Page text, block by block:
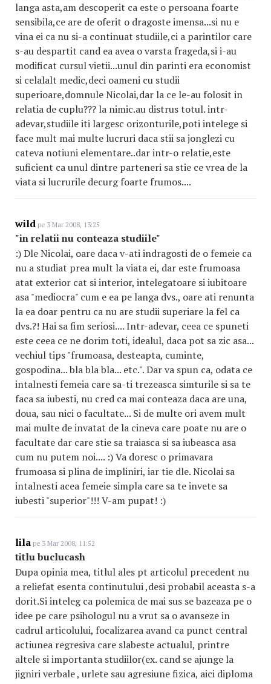
langa asta,am descoperit ca este o persoana foarte
sensibila,ce are de oferit o dragoste imensa...si nu e
vina ei ca nu si-a continuat studiile,ci a parintilor care
s-au despartit cand ea avea o varsta frageda,si i-au
modificat cursul vietii...unul din parinti era economist
si celalalt medic,deci oameni cu studii
superioare,domnule Nicolai,dar la ce le-au folosit in
relatia de cuplu??? la nimic.au distrus totul. intr-
adevar,studiile iti largesc orizonturile,poti intelege si
face mult mai multe lucruri daca stii sa jonglezi cu
cateva notiuni elementare..dar intr-o relatie,este
suficient ca unul dintre parteneri sa stie ce vrea de la
viata si lucrurile decurg foarte frumos....
wild pe 3 Mar 2008, 13:25
"in relatii nu conteaza studiile"
:) Dle Nicolai, oare daca v-ati indragosti de o femeie ca
nu a studiat prea mult la viata ei, dar este frumoasa
atat exterior cat si interior, intelegatoare si iubitoare
asa "mediocra" cum e ea pe langa dvs., oare ati renunta
la ea doar pentru ca nu are studii superiare la fel ca
dvs.?! Hai sa fim seriosi.... Intr-adevar, ceea ce spuneti
este ceea ce ne dorim toti, idealul, daca pot sa zic asa...
vechiul tips "frumoasa, desteapta, cuminte,
gospodina... bla bla bla... etc.". Dar va spun ca, odata ce
intalnesti femeia care sa-ti trezeasca simturile si sa te
faca sa iubesti, nu cred ca mai conteaza daca are una,
doua, sau nici o facultate... Si de multe ori avem mult
mai multe de invatat de la cineva care poate nu are o
facultate dar care stie sa traiasca si sa iubeasca asa
cum nu putem noi.... :) Va doresc o primavara
frumoasa si plina de impliniri, iar tie dle. Nicolai sa
intalnesti acea femeie simpla care sa te invete sa
iubesti "superior"!!! V-am pupat! :)
lila pe 3 Mar 2008, 11:52
titlu buclucash
Dupa opinia mea, titlul ales pt articolul precedent nu
a reliefat esenta continutului ,desi probabil aceasta s-a
dorit.Si inteleg ca polemica de mai sus se bazeaza pe o
idee pe care psihologul nu a vrut sa o avanseze in
cadrul articolului, focalizarea avand ca punct central
actiunea regresiva care slabeste actualul, printre
altele si importanta studiilor(ex. cand se ajunge la
jigniri verbale , urlete sau agresiune fizica, aici diploma